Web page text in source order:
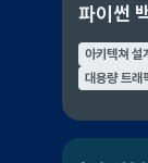
파이썬
아키텍쳐 설계
대용량 트래